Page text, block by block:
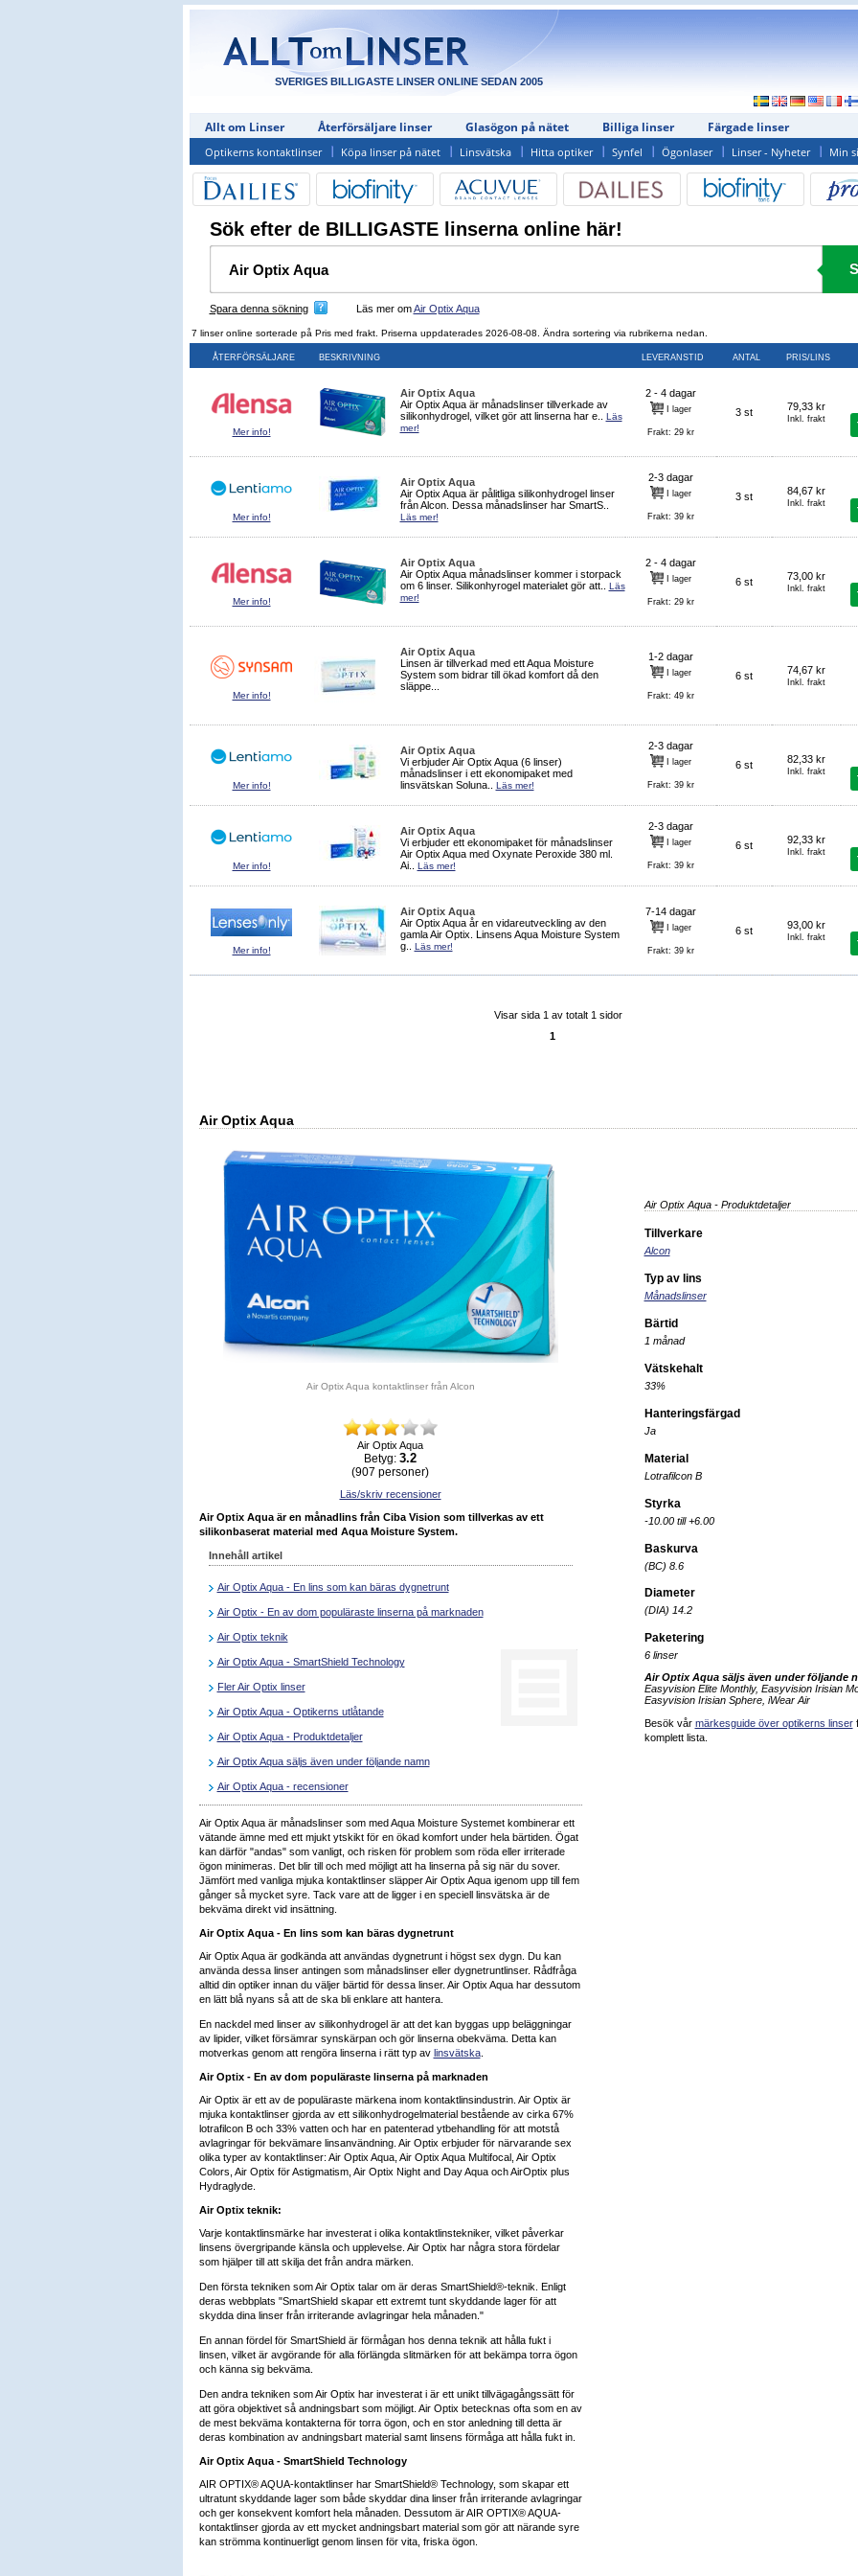
SVERIGES BILLIGASTE LINSER ONLINE SEDAN 2005
Allt om Linser Återförsäljare linser Glasögon på nätet Billiga linser Färgade linser
Optikerns kontaktlinser Köpa linser på nätet Linsvätska Hitta optiker Synfel Ögonlaser Linser - Nyheter Min
Sök efter de BILLIGASTE linserna online här!
Spara denna sökning Läs mer omAir Optix Aqua
7 linser online sorterade på Pris med frakt. Priserna uppdaterades 2026-08-08. Ändra sortering via rubrikerna nedan.
ÅTERFÖRSÄLJARE BESKRIVNING LEVERANSTID ANTAL PRIS/LINS
Mer info!
Air Optix Aqua
Air Optix Aqua är månadslinser tillverkade av
silikonhydrogel, vilket gör att linserna har e.. Läs
mer!
2 - 4 dagar
I lager
Frakt: 29 kr
3 st 79,33 kr
Inkl. frakt
Mer info!
Air Optix Aqua
Air Optix Aqua är pålitliga silikonhydrogel linser
från Alcon. Dessa månadslinser har SmartS..
Läs mer!
2-3 dagar
I lager
Frakt: 39 kr
3 st 84,67 kr
Inkl. frakt
Mer info!
Air Optix Aqua
Air Optix Aqua månadslinser kommer i storpack
om 6 linser. Silikonhyrogel materialet gör att.. Läs
mer!
2 - 4 dagar
I lager
Frakt: 29 kr
6 st 73,00 kr
Inkl. frakt
Mer info!
Air Optix Aqua
Linsen är tillverkad med ett Aqua Moisture
System som bidrar till ökad komfort då den
släppe...
1-2 dagar
I lager
Frakt: 49 kr
6 st 74,67 kr
Inkl. frakt
Mer info!
Air Optix Aqua
Vi erbjuder Air Optix Aqua (6 linser)
månadslinser i ett ekonomipaket med
linsvätskan Soluna.. Läs mer!
2-3 dagar
I lager
Frakt: 39 kr
6 st 82,33 kr
Inkl. frakt
Mer info!
Air Optix Aqua
Vi erbjuder ett ekonomipaket för månadslinser
Air Optix Aqua med Oxynate Peroxide 380 ml.
Ai.. Läs mer!
2-3 dagar
I lager
Frakt: 39 kr
6 st 92,33 kr
Inkl. frakt
Mer info!
Air Optix Aqua
Air Optix Aqua år en vidareutveckling av den
gamla Air Optix. Linsens Aqua Moisture System
g.. Läs mer!
7-14 dagar
I lager
Frakt: 39 kr
6 st 93,00 kr
Inkl. frakt
Visar sida 1 av totalt 1 sidor
1
Air Optix Aqua
Air Optix Aqua kontaktlinser från Alcon
Air Optix Aqua
Betyg: 3.2
(907 personer)
Läs/skriv recensioner
Air Optix Aqua är en månadlins från Ciba Vision som tillverkas av ett
silikonbaserat material med Aqua Moisture System.
Innehåll artikel
Air Optix Aqua - En lins som kan bäras dygnetrunt
Air Optix - En av dom populäraste linserna på marknaden
Air Optix teknik
Air Optix Aqua - SmartShield Technology
Fler Air Optix linser
Air Optix Aqua - Optikerns utlåtande
Air Optix Aqua - Produktdetaljer
Air Optix Aqua säljs även under följande namn
Air Optix Aqua - recensioner
Air Optix Aqua är månadslinser som med Aqua Moisture Systemet kombinerar ett
vätande ämne med ett mjukt ytskikt för en ökad komfort under hela bärtiden. Ögat
kan därför "andas" som vanligt, och risken för problem som röda eller irriterade
ögon minimeras. Det blir till och med möjligt att ha linserna på sig när du sover.
Jämfört med vanliga mjuka kontaktlinser släpper Air Optix Aqua igenom upp till fem
gånger så mycket syre. Tack vare att de ligger i en speciell linsvätska är de
bekväma direkt vid insättning.
Air Optix Aqua - En lins som kan bäras dygnetrunt
Air Optix Aqua är godkända att användas dygnetrunt i högst sex dygn. Du kan
använda dessa linser antingen som månadslinser eller dygnetruntlinser. Rådfråga
alltid din optiker innan du väljer bärtid för dessa linser. Air Optix Aqua har dessutom
en lätt blå nyans så att de ska bli enklare att hantera.
En nackdel med linser av silikonhydrogel är att det kan byggas upp beläggningar
av lipider, vilket försämrar synskärpan och gör linserna obekväma. Detta kan
motverkas genom att rengöra linserna i rätt typ av linsvätska.
Air Optix - En av dom populäraste linserna på marknaden
Air Optix är ett av de populäraste märkena inom kontaktlinsindustrin. Air Optix är
mjuka kontaktlinser gjorda av ett silikonhydrogelmaterial bestående av cirka 67%
lotrafilcon B och 33% vatten och har en patenterad ytbehandling för att motstå
avlagringar för bekvämare linsanvändning. Air Optix erbjuder för närvarande sex
olika typer av kontaktlinser: Air Optix Aqua, Air Optix Aqua Multifocal, Air Optix
Colors, Air Optix för Astigmatism, Air Optix Night and Day Aqua och AirOptix plus
Hydraglyde.
Air Optix teknik:
Varje kontaktlinsmärke har investerat i olika kontaktlinstekniker, vilket påverkar
linsens övergripande känsla och upplevelse. Air Optix har några stora fördelar
som hjälper till att skilja det från andra märken.
Den första tekniken som Air Optix talar om är deras SmartShield®-teknik. Enligt
deras webbplats "SmartShield skapar ett extremt tunt skyddande lager för att
skydda dina linser från irriterande avlagringar hela månaden."
En annan fördel för SmartShield är förmågan hos denna teknik att hålla fukt i
linsen, vilket är avgörande för alla förlängda slitmärken för att bekämpa torra ögon
och känna sig bekväma.
Den andra tekniken som Air Optix har investerat i är ett unikt tillvägagångssätt för
att göra objektivet så andningsbart som möjligt. Air Optix betecknas ofta som en av
de mest bekväma kontakterna för torra ögon, och en stor anledning till detta är
deras kombination av andningsbart material samt linsens förmåga att hålla fukt in.
Air Optix Aqua - SmartShield Technology
AIR OPTIX® AQUA-kontaktlinser har SmartShield® Technology, som skapar ett
ultratunt skyddande lager som både skyddar dina linser från irriterande avlagringar
och ger konsekvent komfort hela månaden. Dessutom är AIR OPTIX® AQUA-
kontaktlinser gjorda av ett mycket andningsbart material som gör att närande syre
kan strömma kontinuerligt genom linsen för vita, friska ögon.
Air Optix Aqua - Produktdetaljer
Tillverkare
Alcon
Typ av lins
Månadslinser
Bärtid
1 månad
Vätskehalt
33%
Hanteringsfärgad
Ja
Material
Lotrafilcon B
Styrka
-10.00 till +6.00
Baskurva
(BC) 8.6
Diameter
(DIA) 14.2
Paketering
6 linser
Air Optix Aqua säljs även under följande
Easyvision Elite Monthly, Easyvision Irisian
Easyvision Irisian Sphere, iWear Air
Besök vår märkesguide över optikerns linser
komplett lista.